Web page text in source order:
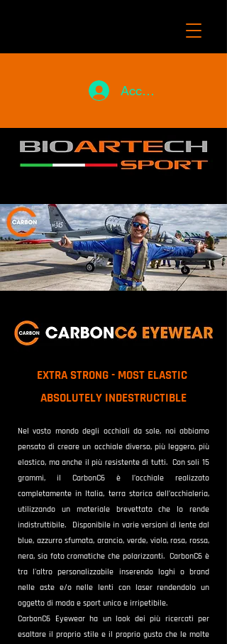
Accedi
EXTRA STRONG - MOST ELASTIC
ABSOLUTELY INDESTRUCTIBLE
Nel vasto mondo degli occhiali da sole, noi abbiamo
pensato di creare un occhiale diverso, più leggero, più
elastico, ma anche il più resistente di tutti. Con soli 15
grammi, il CarbonC6 è l’occhiale realizzato
completamente in Italia, terra storica dell’occhialeria,
utilizzando un materiale brevettato che lo rende
indistruttibile. Disponibile in varie versioni di lente dal
blue, azzurro sfumata, arancio, verde, viola, rosa, rossa,
nera, sia foto cromatiche che polarizzanti. CarbonC6 è
tra l'altro personalizzabile inserendo loghi o brand
nelle aste e/o nelle lenti con laser rendendolo un
oggetto di moda e sport unico e irripetibile.
CarbonC6 Eyewear ha un look dei più ricercati per
esaltare il proprio stile e il proprio gusto che le molte